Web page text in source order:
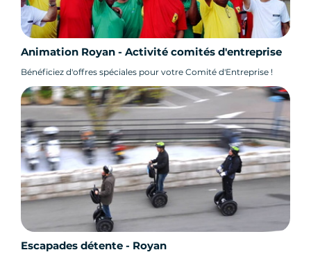
Animation Royan - Activité comités d'entreprise
Bénéficiez d'offres spéciales pour votre Comité d'Entreprise !
Escapades détente - Royan